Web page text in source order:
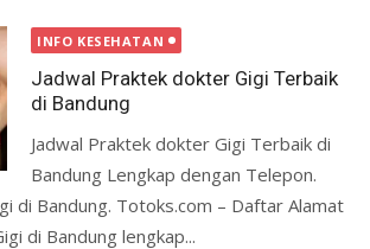
INFO KESEHATAN
Jadwal Praktek dokter Gigi Terbaik
di Bandung
Jadwal Praktek dokter Gigi Terbaik di
Bandung Lengkap dengan Telepon.
di Bandung. Totoks.com – Daftar Alamat
di Bandung lengkap...